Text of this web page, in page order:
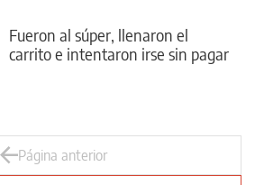
Fueron al súper, llenaron el
carrito e intentaron irse sin pagar
Página anterior